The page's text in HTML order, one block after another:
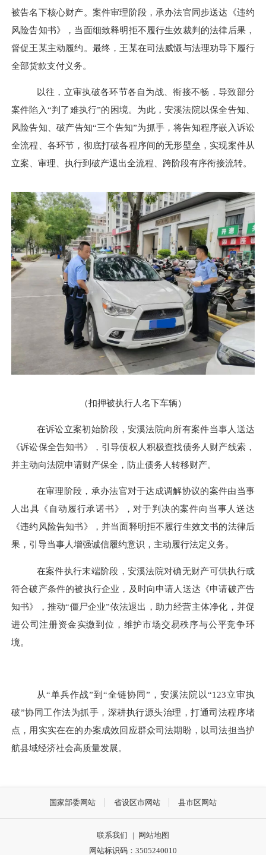
被告名下核心财产。案件审理阶段，承办法官同步送达《违约
风险告知书》，当面细致释明拒不履行生效裁判的法律后果，
督促王某主动履约。最终，王某在司法威慑与法理劝导下履行
全部货款支付义务。
以往，立审执破各环节各自为战、衔接不畅，导致部分
案件陷入“判了难执行”的困境。为此，安溪法院以保全告知、
风险告知、破产告知“三个告知”为抓手，将告知程序嵌入诉讼
全流程、各环节，彻底打破各程序间的无形壁垒，实现案件从
立案、审理、执行到破产退出全流程、跨阶段有序衔接流转。
（扣押被执行人名下车辆）
在诉讼立案初始阶段，安溪法院向所有案件当事人送达
《诉讼保全告知书》，引导债权人积极查找债务人财产线索，
并主动向法院申请财产保全，防止债务人转移财产。
在审理阶段，承办法官对于达成调解协议的案件由当事
人出具《自动履行承诺书》，对于判决的案件向当事人送达
《违约风险告知书》，并当面释明拒不履行生效文书的法律后
果，引导当事人增强诚信履约意识，主动履行法定义务。
在案件执行末端阶段，安溪法院对确无财产可供执行或
符合破产条件的被执行企业，及时向申请人送达《申请破产告
知书》，推动“僵尸企业”依法退出，助力经营主体净化，并促
进公司注册资金实缴到位，维护市场交易秩序与公平竞争环
境。
从“单兵作战”到“全链协同”，安溪法院以“123立审执
破”协同工作法为抓手，深耕执行源头治理，打通司法程序堵
点，用实实在在的办案成效回应群众司法期盼，以司法担当护
航县域经济社会高质量发展。
国家部委网站 省设区市网站 县市区网站
联系我们 |
网站地图
网站标识码：3505240010